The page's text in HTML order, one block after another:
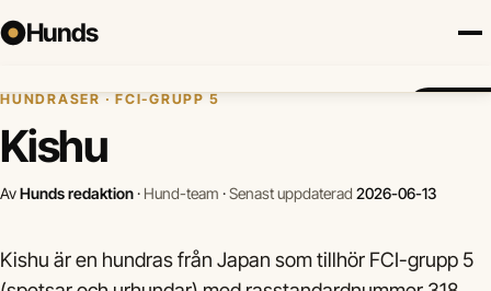
Hunds
Försäkring Hundraser Lokalt
HUNDRASER · FCI-GRUPP 5
Kishu
AvHunds redaktion· Hund-team ·Senast uppdaterad 2026-06-13
Kishu är en hundras från Japan som tillhör FCI-grupp 5